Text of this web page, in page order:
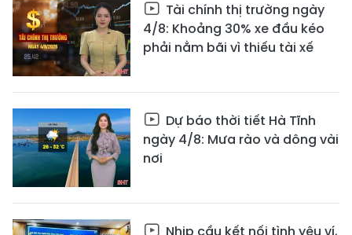
Tài chính thị trường ngày
4/8: Khoảng 30% xe đầu kéo
phải nằm bãi vì thiếu tài xế
Dự báo thời tiết Hà Tĩnh
ngày 4/8: Mưa rào và dông vài
nơi